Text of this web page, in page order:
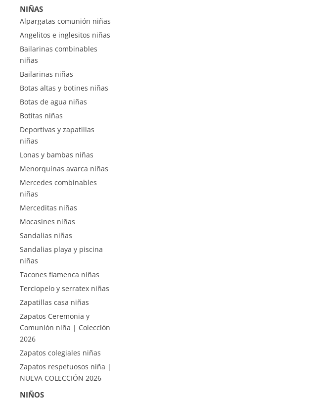
NIÑAS
Alpargatas comunión niñas
Angelitos e inglesitos niñas
Bailarinas combinables
niñas
Bailarinas niñas
Botas altas y botines niñas
Botas de agua niñas
Botitas niñas
Deportivas y zapatillas
niñas
Lonas y bambas niñas
Menorquinas avarca niñas
Mercedes combinables
niñas
Merceditas niñas
Mocasines niñas
Sandalias niñas
Sandalias playa y piscina
niñas
Tacones flamenca niñas
Terciopelo y serratex niñas
Zapatillas casa niñas
Zapatos Ceremonia y
Comunión niña | Colección
2026
Zapatos colegiales niñas
Zapatos respetuosos niña |
NUEVA COLECCIÓN 2026
NIÑOS